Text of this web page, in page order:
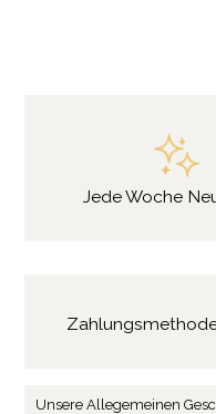
Jede Woche
Unsere Allegemeinen